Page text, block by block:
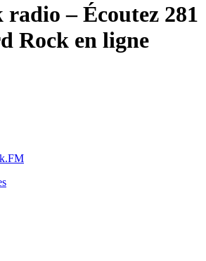
– Écoutez 281
Rock en ligne